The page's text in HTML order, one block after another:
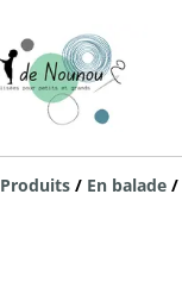
Produits / En balade /